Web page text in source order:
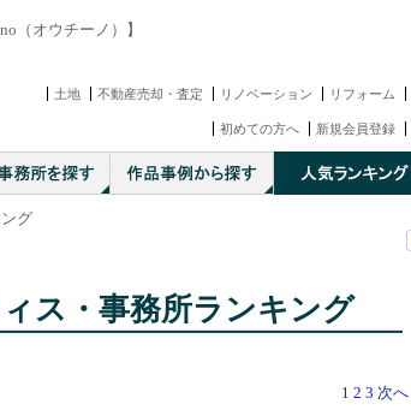
（オウチーノ）】
土地 不動産売却・査定 リノベーション リフォーム
初めての方へ 新規会員登録
グ
ス・事務所ランキング
1 2 3 次へ